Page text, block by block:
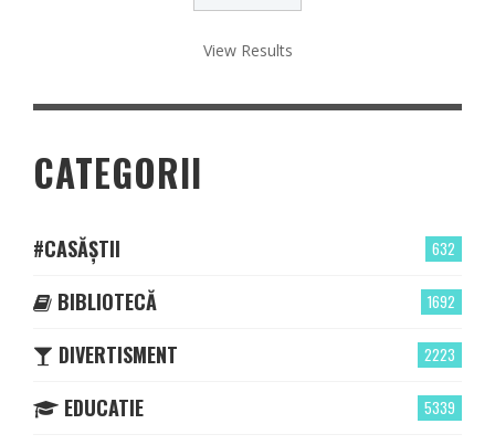
View Results
CATEGORII
632
#CASĂȘTII
1692
BIBLIOTECĂ
2223
DIVERTISMENT
5339
EDUCATIE